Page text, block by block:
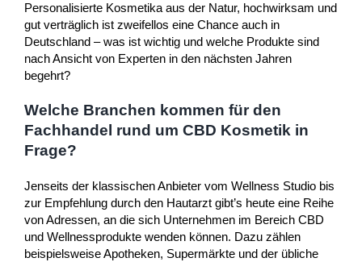
Personalisierte Kosmetika aus der Natur, hochwirksam und
gut verträglich ist zweifellos eine Chance auch in
Deutschland – was ist wichtig und welche Produkte sind
nach Ansicht von Experten in den nächsten Jahren
begehrt?
Welche Branchen kommen für den
Fachhandel rund um CBD Kosmetik in
Frage?
Jenseits der klassischen Anbieter vom Wellness Studio bis
zur Empfehlung durch den Hautarzt gibt’s heute eine Reihe
von Adressen, an die sich Unternehmen im Bereich CBD
und Wellnessprodukte wenden können. Dazu zählen
beispielsweise Apotheken, Supermärkte und der übliche